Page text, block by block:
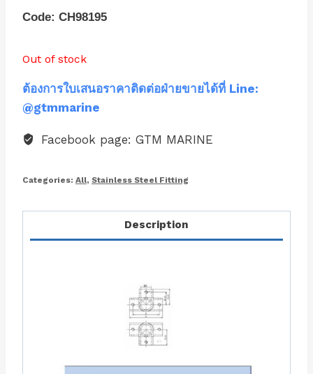
Code: CH98195
Out of stock
ต้องการใบเสนอราคาติดต่อฝ่ายขายได้ที่ Line:
@gtmmarine
Facebook page: GTM MARINE
Categories: All, Stainless Steel Fitting
Description